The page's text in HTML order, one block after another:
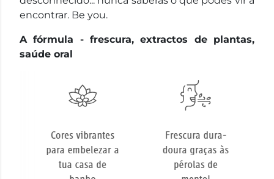
encontrar. Be you.
A fórmula - frescura, extractos de plantas,
saúde oral